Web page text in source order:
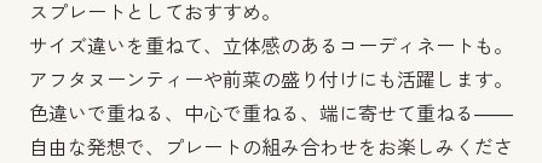
スプレートとしておすすめ。
サイズ違いを重ねて、立体感のあるコーディネートも。
アフタヌーンティーや前菜の盛り付けにも活躍します。
色違いで重ねる、中心で重ねる、端に寄せて重ねる――
自由な発想で、プレートの組み合わせをお楽しみくださ